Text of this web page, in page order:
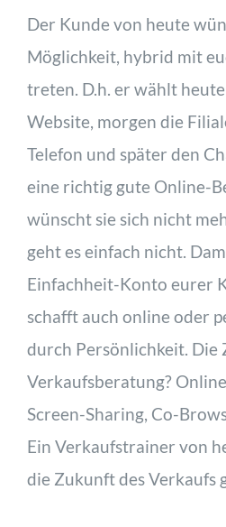
Der Kunde von heute
Möglichkeit, hybrid mit
treten. D.h. er wählt
Website, morgen die
Telefon und später den
eine richtig gute Online-
wünscht sie sich nicht
geht es einfach nicht.
Einfachheit-Konto eurer
schafft auch online oder
durch Persönlichkeit. Die
Verkaufsberatung?
Screen-Sharing, Co-
Ein Verkaufstrainer von
die Zukunft des Verkaufs